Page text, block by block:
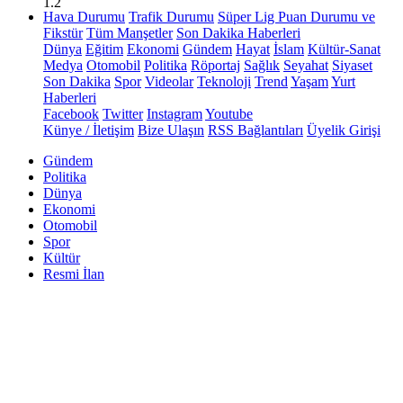
Hava Durumu Trafik Durumu Süper Lig Puan Durumu ve
Fikstür Tüm Manşetler Son Dakika Haberleri
Dünya Eğitim Ekonomi Gündem Hayat İslam Kültür-Sanat
Medya Otomobil Politika Röportaj Sağlık Seyahat Siyaset
Son Dakika Spor Videolar Teknoloji Trend YaşamYurt
Haberleri
Facebook Twitter InstagramYoutube
Künye / İletişim Bize Ulaşın RSS Bağlantıları Üyelik Girişi
Gündem
Politika
Dünya
Ekonomi
Otomobil
Spor
Kültür
Resmi İlan